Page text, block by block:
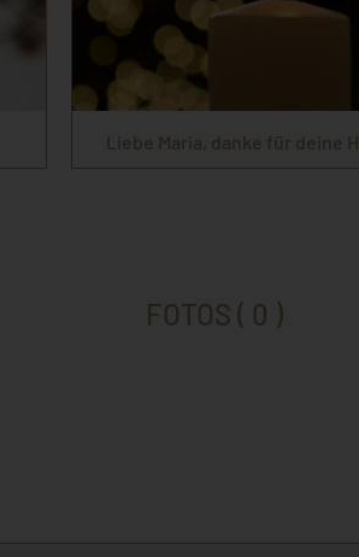
Liebe Maria, danke für deine H
FOTOS ( 0 )